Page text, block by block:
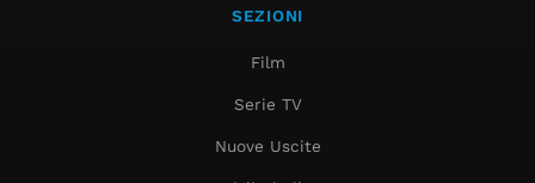
SEZIONI
Film
Serie TV
Nuove Uscite